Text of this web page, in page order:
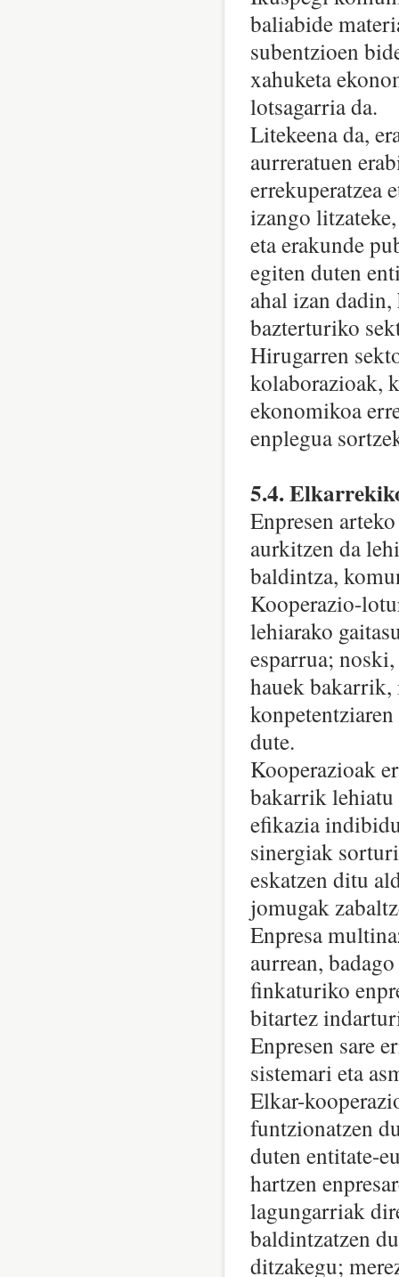
baliabide
subentzioen
xahuketa
lotsagarria da.
Litekeena da,
aurreratuen
errekuperatzea
izango
eta erakunde
egiten duten
ahal izan
bazterturiko
Hirugarren
kolaborazioak,
ekonomikoa
enplegua
5.4.
Enpresen
aurkitzen da
baldintza,
Kooperazio-
lehiarako
esparrua;
hauek
dute.
Kooperazioak
bakarrik lehiatu
efikazia
sinergiak
eskatzen ditu
jomugak
Enpresa
aurrean,
finkaturiko
bitartez
Enpresen sare
sistemari eta
Elkar-
funtzionatzen
duten entitate-
hartzen
lagungarriak
baldintzatzen
ditzakegu;